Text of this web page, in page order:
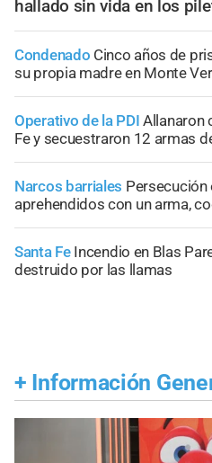
hallado sin vida en los
Condenado Cinco años de
su propia madre en Monte
Operativo de la PDI Allanaron
Fe y secuestraron 12 armas
Narcos barriales Persecución
aprehendidos con un arma,
Santa Fe Incendio en Blas
destruido por las llamas
+ Información